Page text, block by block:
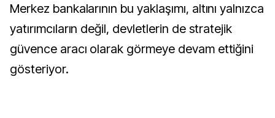
Merkez bankalarının bu yaklaşımı, altını yalnızca
yatırımcıların değil, devletlerin de stratejik
güvence aracı olarak görmeye devam ettiğini
gösteriyor.